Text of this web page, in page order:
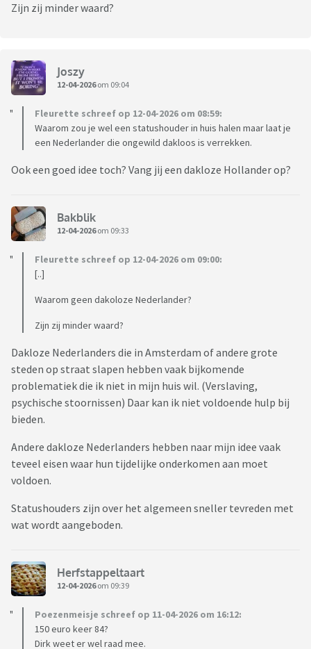
Zijn zij minder waard?
Joszy
12-04-2026om 09:04
Fleurette schreef op 12-04-2026 om 08:59:
Waarom zou je wel een statushouder in huis halen maar laat je
een Nederlander die ongewild dakloos is verrekken.
Ook een goed idee toch? Vang jij een dakloze Hollander op?
Bakblik
12-04-2026om 09:33
Fleurette schreef op 12-04-2026 om 09:00:
[..]
Waarom geen dakoloze Nederlander?
Zijn zij minder waard?
Dakloze Nederlanders die in Amsterdam of andere grote
steden op straat slapen hebben vaak bijkomende
problematiek die ik niet in mijn huis wil. (Verslaving,
psychische stoornissen) Daar kan ik niet voldoende hulp bij
bieden.
Andere dakloze Nederlanders hebben naar mijn idee vaak
teveel eisen waar hun tijdelijke onderkomen aan moet
voldoen.
Statushouders zijn over het algemeen sneller tevreden met
wat wordt aangeboden.
Herfstappeltaart
12-04-2026om 09:39
Poezenmeisje schreef op 11-04-2026 om 16:12:
150 euro keer 84?
Dirk weet er wel raad mee.